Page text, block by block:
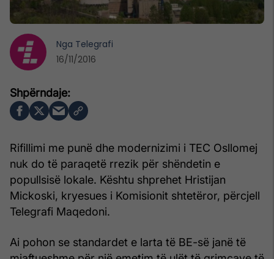
Rifillimi me punë dhe modernizimi i TEC Osllomej
nuk do të paraqetë rrezik për shëndetin e
popullsisë lokale. Kështu shprehet Hristijan
Mickoski, kryesues i Komisionit shtetëror, përcjell
Telegrafi Maqedoni.
Ai pohon se standardet e larta të BE-së janë të
Nga Telegrafi
16/11/2016